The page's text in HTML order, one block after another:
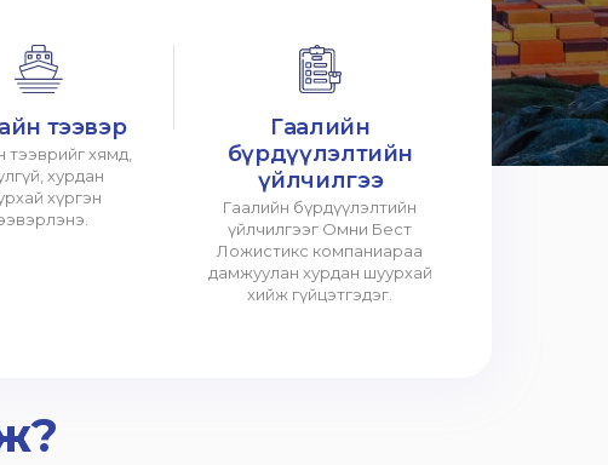
тээвэр
тээврийг хямд,
хурдан
хүргэн
Гаалийн
бүрдүүлэлтийн
үйлчилгээ
Гаалийн бүрдүүлэлтийн
үйлчилгээг Омни Бест
Ложистикс компаниараа
дамжуулан хурдан шуурхай
хийж гүйцэтгэдэг.